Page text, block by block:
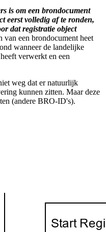
is om een brondocument
eerst volledig af te ronden,
dat registratie object
van een brondocument heet
wanneer de landelijke
verwerkt en een
weg dat er natuurlijk
kunnen zitten. Maar deze
(andere BRO-ID's).